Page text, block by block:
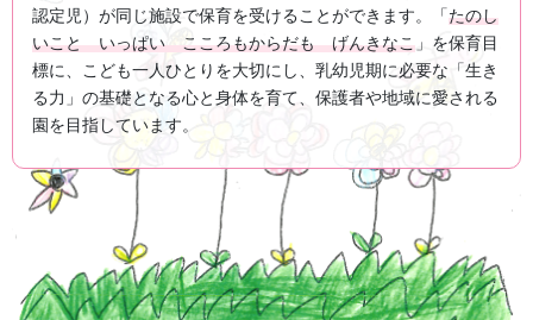
認定児）が同じ施設で保育を受けることができます。「たのし
いこと いっぱい こころもからだも げんきなこ 」を保育目
標に、こども一人ひとりを大切にし、乳幼児期に必要な「生き
る力」の基礎となる心と身体を育て、保護者や地域に愛される
園を目指しています。